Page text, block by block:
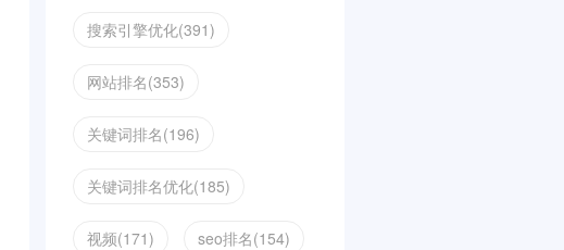
搜索引擎优化(391)
网站排名(353)
关键词排名(196)
关键词排名优化(185)
视频(171) seo排名(154)